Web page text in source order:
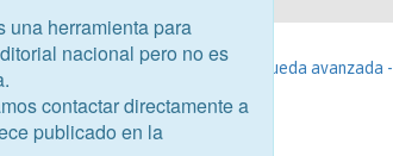
- Búsqueda avanzada -
una herramienta para
nacional pero no es
contactar directamente a
publicado en la